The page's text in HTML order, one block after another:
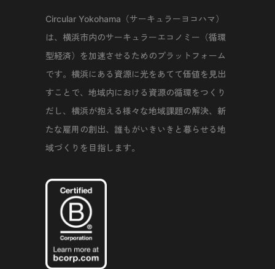
Circular Yokohama（サーキュラーヨコハマ）
は、横浜市内のサーキュラーエコノミー（循環
型経済）を加速させるためのプラットフォーム
です。横浜にある資源に光をあてて価値を見出
すことで、地域内における資源の循環をつくり
だし、横浜が抱える様々な地域課題の解決、新
たな雇用の創出、誰もがいきいきと暮らせる地
域づくりを目指します。